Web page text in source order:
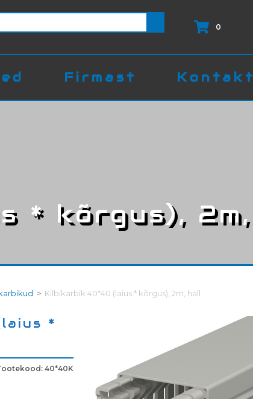
0
Firmast Kontakt
* kõrgus),
> Kilbikarbik 40*40 (laius * kõrgus), 2m, hall
*
40*40K